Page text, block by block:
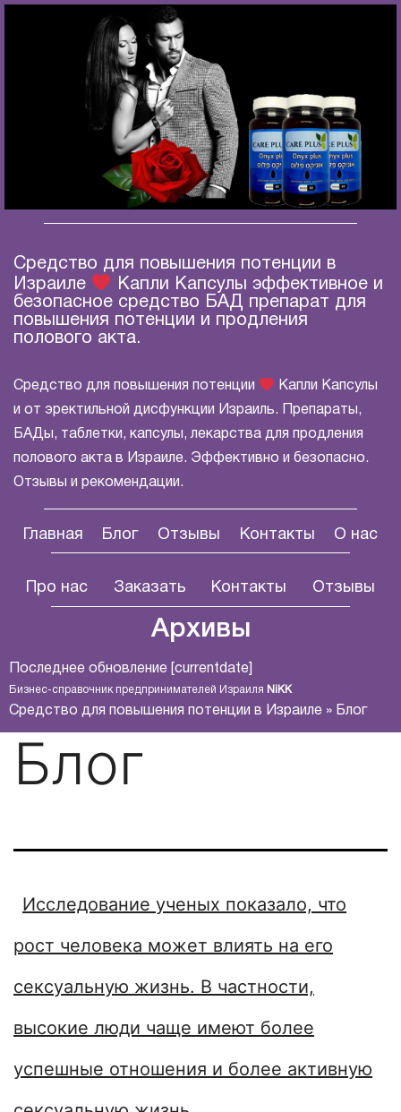
Средство для повышения потенции в
Израиле
Капли Капсулы эффективное и
безопасное средство БАД препарат для
повышения потенции и продления
полового акта.
Средство для повышения потенции
Капли Капсулы
и от эректильной дисфункции Израиль. Препараты,
БАДы, таблетки, капсулы, лекарства для продления
полового акта в Израиле. Эффективно и безопасно.
Отзывы и рекомендации.
Главная Блог Отзывы Контакты О нас
Про нас Заказать Контакты Отзывы
Архивы
Последнее обновление [currentdate]
Бизнес-справочник предпринимателей Израиля NiKK
Средство для повышения потенции в Израиле » Блог
Блог
Исследование ученых показало, что
рост человека может влиять на его
сексуальную жизнь. В частности,
высокие люди чаще имеют более
успешные отношения и более активную